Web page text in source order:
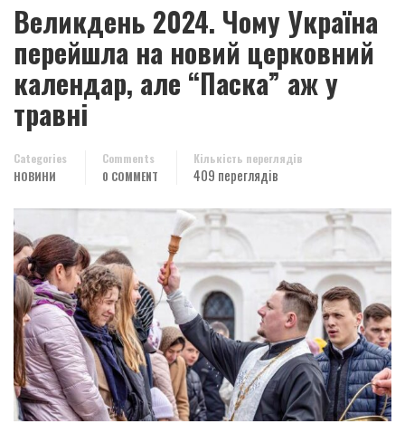
Великдень 2024. Чому Україна
перейшла на новий церковний
календар, але “Паска” аж у
травні
Categories
НОВИНИ
Comments
0 COMMENT
Кількість переглядів
409 переглядів